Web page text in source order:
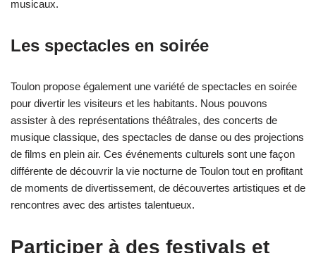
musicaux.
Les spectacles en soirée
Toulon propose également une variété de spectacles en soirée
pour divertir les visiteurs et les habitants. Nous pouvons
assister à des représentations théâtrales, des concerts de
musique classique, des spectacles de danse ou des projections
de films en plein air. Ces événements culturels sont une façon
différente de découvrir la vie nocturne de Toulon tout en profitant
de moments de divertissement, de découvertes artistiques et de
rencontres avec des artistes talentueux.
Participer à des festivals et